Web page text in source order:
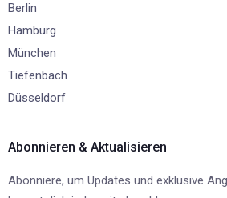
Berlin
Hamburg
München
Tiefenbach
Düsseldorf
Abonnieren & Aktualisieren
Abonniere, um Updates und exklusive